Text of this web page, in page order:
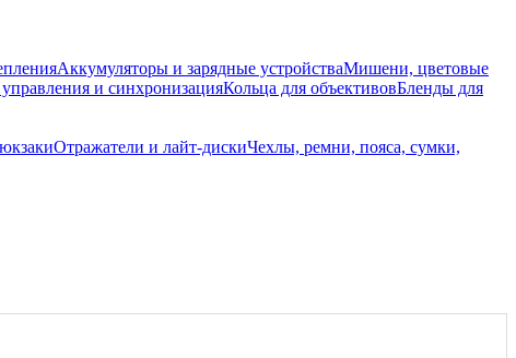
Аккумуляторы и зарядные устройстваМишени, цветовые
и синхронизацияКольца для объективовБленды для
Отражатели и лайт-дискиЧехлы, ремни, пояса, сумки,